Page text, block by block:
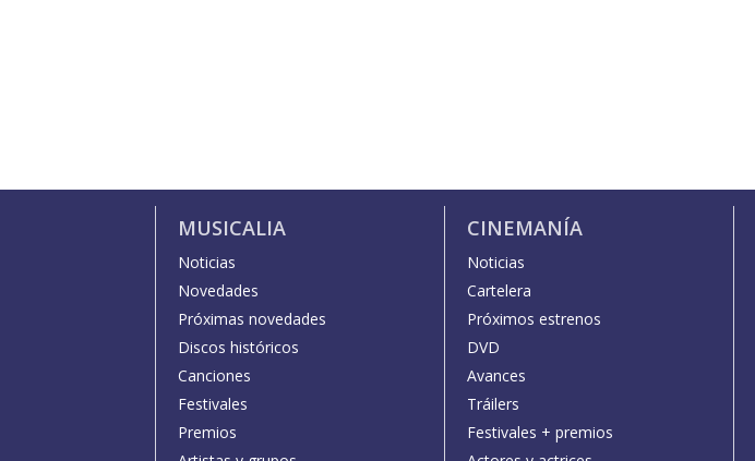
MUSICALIA
Noticias
Novedades
Próximas novedades
Discos históricos
Canciones
Festivales
Premios
CINEMANÍA
Noticias
Cartelera
Próximos estrenos
DVD
Avances
Tráilers
Festivales + premios